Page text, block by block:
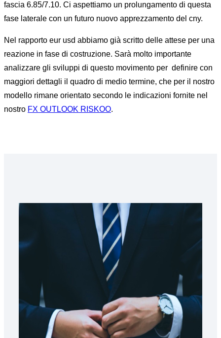
fascia 6.85/7.10. Ci aspettiamo un prolungamento di questa
fase laterale con un futuro nuovo apprezzamento del cny.
Nel rapporto eur usd abbiamo già scritto delle attese per una
reazione in fase di costruzione. Sarà molto importante
analizzare gli sviluppi di questo movimento per definire con
maggiori dettagli il quadro di medio termine, che per il nostro
modello rimane orientato secondo le indicazioni fornite nel
nostro FX OUTLOOK RISKOO.